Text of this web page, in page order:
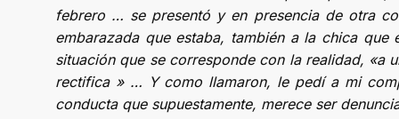
febrero … se presentó y en presencia de otra
embarazada que estaba, también a la chica
situación que se corresponde con la realidad, «a
rectifica » … Y como llamaron, le pedí a mi
conducta que supuestamente, merece ser